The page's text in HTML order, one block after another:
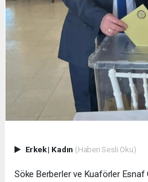
Erkek| Kadın (Haberi Sesli Oku)
Söke Berberler ve Kuaförler Esnaf